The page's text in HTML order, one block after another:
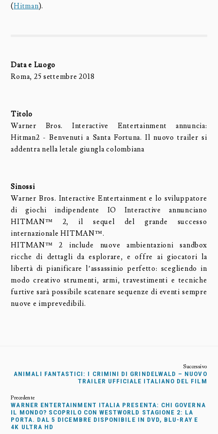
(Hitman).
Data e Luogo
Roma, 25 settembre 2018
Titolo
Warner Bros. Interactive Entertainment annuncia:
Hitman2 - Benvenuti a Santa Fortuna. Il nuovo trailer si
addentra nella letale giungla colombiana
Sinossi
Warner Bros. Interactive Entertainment e lo sviluppatore
di giochi indipendente IO Interactive annunciano
HITMAN™ 2, il sequel del grande successo
internazionale HITMAN™.
HITMAN™ 2 include nuove ambientazioni sandbox
ricche di dettagli da esplorare, e offre ai giocatori la
libertà di pianificare l’assassinio perfetto: scegliendo in
modo creativo strumenti, armi, travestimenti e tecniche
furtive sarà possibile scatenare sequenze di eventi sempre
nuove e imprevedibili.
ANIMALI FANTASTICI: I CRIMINI DI GRINDELWALD – NUOVO
TRAILER UFFICIALE ITALIANO DEL FILM
WARNER ENTERTAINMENT ITALIA PRESENTA: CHI GOVERNA
IL MONDO? SCOPRILO CON WESTWORLD STAGIONE 2: LA
PORTA. DAL 5 DICEMBRE DISPONIBILE IN DVD, BLU-RAY E
4K ULTRA HD